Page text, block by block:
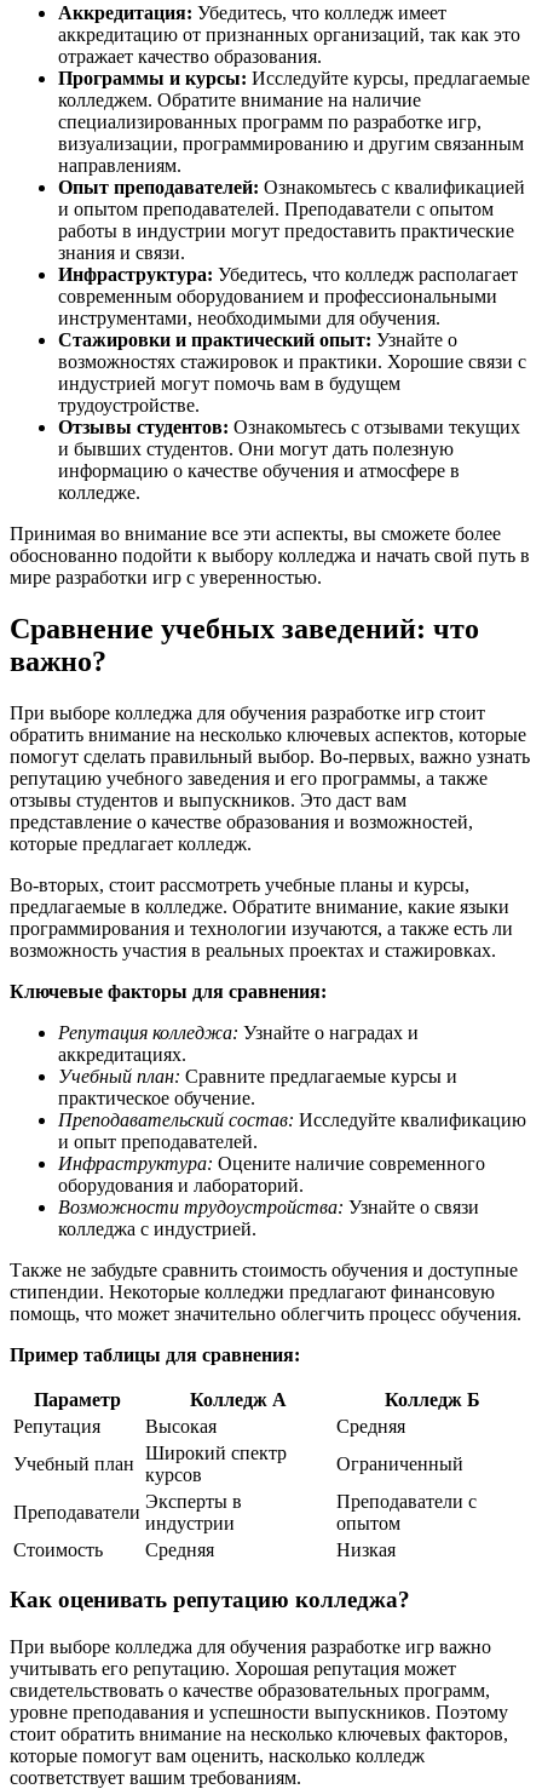
Аккредитация: Убедитесь, что колледж имеет
аккредитацию от признанных организаций, так как это
отражает качество образования.
Программы и курсы: Исследуйте курсы, предлагаемые
колледжем. Обратите внимание на наличие
специализированных программ по разработке игр,
визуализации, программированию и другим связанным
направлениям.
Опыт преподавателей: Ознакомьтесь с квалификацией
и опытом преподавателей. Преподаватели с опытом
работы в индустрии могут предоставить практические
знания и связи.
Инфраструктура: Убедитесь, что колледж располагает
современным оборудованием и профессиональными
инструментами, необходимыми для обучения.
Стажировки и практический опыт: Узнайте о
возможностях стажировок и практики. Хорошие связи с
индустрией могут помочь вам в будущем
трудоустройстве.
Отзывы студентов: Ознакомьтесь с отзывами текущих
и бывших студентов. Они могут дать полезную
информацию о качестве обучения и атмосфере в
колледже.
Принимая во внимание все эти аспекты, вы сможете более
обоснованно подойти к выбору колледжа и начать свой путь в
мире разработки игр с уверенностью.
Сравнение учебных заведений: что
важно?
При выборе колледжа для обучения разработке игр стоит
обратить внимание на несколько ключевых аспектов, которые
помогут сделать правильный выбор. Во-первых, важно узнать
репутацию учебного заведения и его программы, а также
отзывы студентов и выпускников. Это даст вам
представление о качестве образования и возможностей,
которые предлагает колледж.
Во-вторых, стоит рассмотреть учебные планы и курсы,
предлагаемые в колледже. Обратите внимание, какие языки
программирования и технологии изучаются, а также есть ли
возможность участия в реальных проектах и стажировках.
Ключевые факторы для сравнения:
Репутация колледжа: Узнайте о наградах и
аккредитациях.
Учебный план: Сравните предлагаемые курсы и
практическое обучение.
Преподавательский состав: Исследуйте квалификацию
и опыт преподавателей.
Инфраструктура: Оцените наличие современного
оборудования и лабораторий.
Возможности трудоустройства: Узнайте о связи
колледжа с индустрией.
Также не забудьте сравнить стоимость обучения и доступные
стипендии. Некоторые колледжи предлагают финансовую
помощь, что может значительно облегчить процесс обучения.
Пример таблицы для сравнения:
Параметр Колледж А
Колледж Б
Репутация
Высокая
Средняя
Учебный план
Широкий спектр
курсов
Ограниченный
Преподаватели
Эксперты в
индустрии
Преподаватели с
опытом
Стоимость
Средняя Низкая
Как оценивать репутацию колледжа?
При выборе колледжа для обучения разработке игр важно
учитывать его репутацию. Хорошая репутация может
свидетельствовать о качестве образовательных программ,
уровне преподавания и успешности выпускников. Поэтому
стоит обратить внимание на несколько ключевых факторов,
которые помогут вам оценить, насколько колледж
соответствует вашим требованиям.